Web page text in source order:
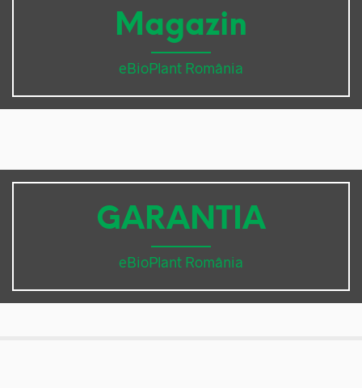
Magazin
eBioPlant România
GARANTIA
eBioPlant România